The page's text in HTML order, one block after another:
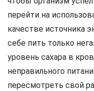
перейти на
качестве источника
себе пить только
уровень сахара в
неправильного
пересмотреть свой